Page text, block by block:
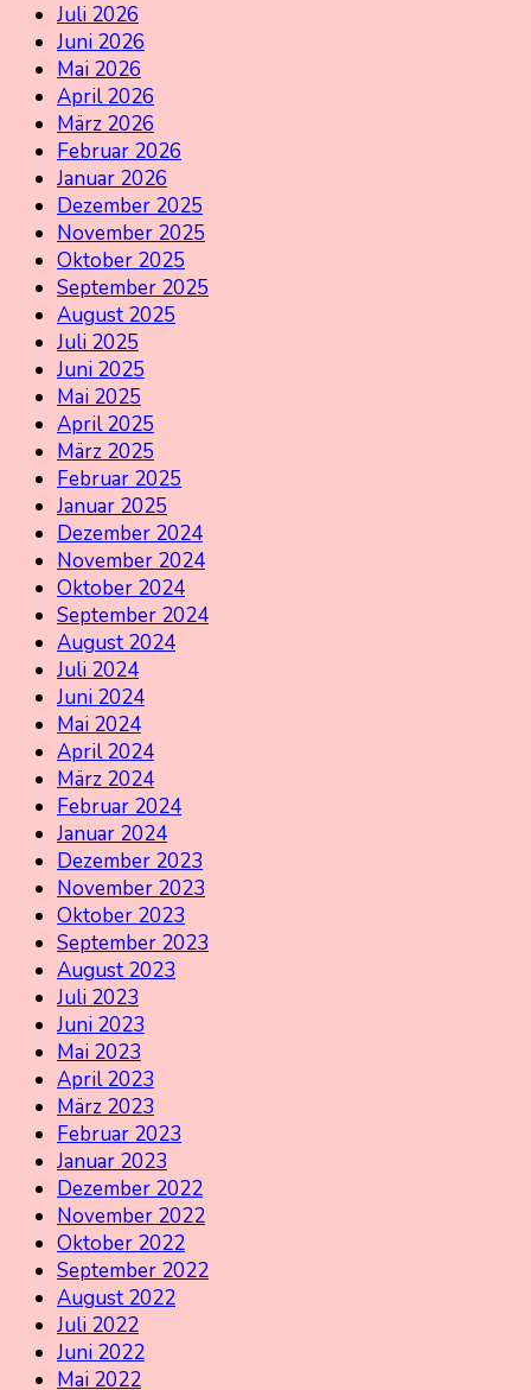
Juli 2026
Juni 2026
Mai 2026
April 2026
März 2026
Februar 2026
Januar 2026
Dezember 2025
November 2025
Oktober 2025
September 2025
August 2025
Juli 2025
Juni 2025
Mai 2025
April 2025
März 2025
Februar 2025
Januar 2025
Dezember 2024
November 2024
Oktober 2024
September 2024
August 2024
Juli 2024
Juni 2024
Mai 2024
April 2024
März 2024
Februar 2024
Januar 2024
Dezember 2023
November 2023
Oktober 2023
September 2023
August 2023
Juli 2023
Juni 2023
Mai 2023
April 2023
März 2023
Februar 2023
Januar 2023
Dezember 2022
November 2022
Oktober 2022
September 2022
August 2022
Juli 2022
Juni 2022
Mai 2022